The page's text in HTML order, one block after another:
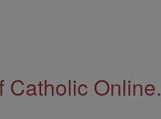
Catholic Online.